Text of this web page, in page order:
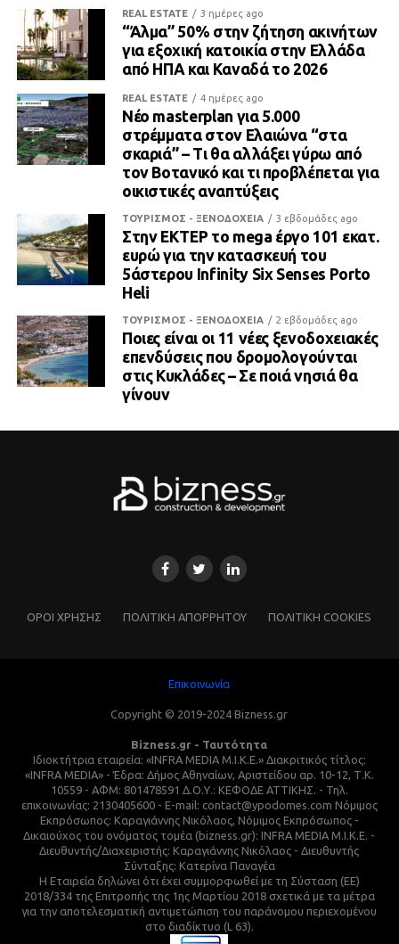
REAL ESTATE 3 ημέρες ago
“Άλμα” 50% στην ζήτηση ακινήτων
για εξοχική κατοικία στην Ελλάδα
από ΗΠΑ και Καναδά το 2026
REAL ESTATE 4 ημέρες ago
Νέο masterplan για 5.000
στρέμματα στον Ελαιώνα “στα
σκαριά” – Τι θα αλλάξει γύρω από
τον Βοτανικό και τι προβλέπεται για
οικιστικές αναπτύξεις
ΤΟΥΡΙΣΜΟΣ - ΞΕΝΟΔΟΧΕΙΑ 3 εβδομάδες ago
Στην ΕΚΤΕΡ το mega έργο 101 εκατ.
ευρώ για την κατασκευή του
5άστερου Infinity Six Senses Porto
Heli
ΤΟΥΡΙΣΜΟΣ - ΞΕΝΟΔΟΧΕΙΑ 2 εβδομάδες ago
Ποιες είναι οι 11 νέες ξενοδοχειακές
επενδύσεις που δρομολογούνται
στις Κυκλάδες – Σε ποιά νησιά θα
γίνουν
ΌΡΟΙ ΧΡΗΣΗΣ ΠΟΛΙΤΙΚΗ ΑΠΟΡΡΗΤΟΥ ΠΟΛΙΤΙΚΗ COOKIES
Επικοινωνία
Copyright © 2019-2024 Bizness.gr
Bizness.gr - Ταυτότητα
Ιδιοκτήτρια εταιρεία: «INFRA MEDIA M.I.K.E.» Διακριτικός τίτλος:
«INFRA MEDIA» - Έδρα: Δήμος Αθηναίων, Αριστείδου αρ. 10-12, Τ.Κ.
10559 - ΑΦΜ: 801478591 Δ.Ο.Υ.: ΚΕΦΟΔΕ ΑΤΤΙΚΗΣ. - Τηλ.
επικοινωνίας: 2130405600 - E-mail: contact@ypodomes.com Νόμιμος
Εκπρόσωπος: Καραγιάννης Νικόλαος, Νόμιμος Εκπρόσωπος -
Δικαιούχος του ονόματος τομέα (bizness.gr): INFRA MEDIA M.I.K.E. -
Διευθυντής/Διαχειριστής: Καραγιάννης Νικόλαος - Διευθυντής
Σύνταξης: Κατερίνα Παναγέα
Η Εταιρεία δηλώνει ότι έχει συμμορφωθεί με τη Σύσταση (ΕΕ)
2018/334 της Επιτροπής της 1ης Μαρτίου 2018 σχετικά με τα μέτρα
για την αποτελεσματική αντιμετώπιση του παράνομου περιεχομένου
στο διαδίκτυο (L 63).